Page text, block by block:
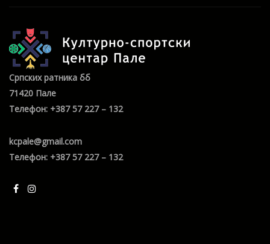
Српских ратника бб
71420 Пале
Телефон: +387 57 227 – 132
kcpale@gmail.com
Телефон: +387 57 227 – 132